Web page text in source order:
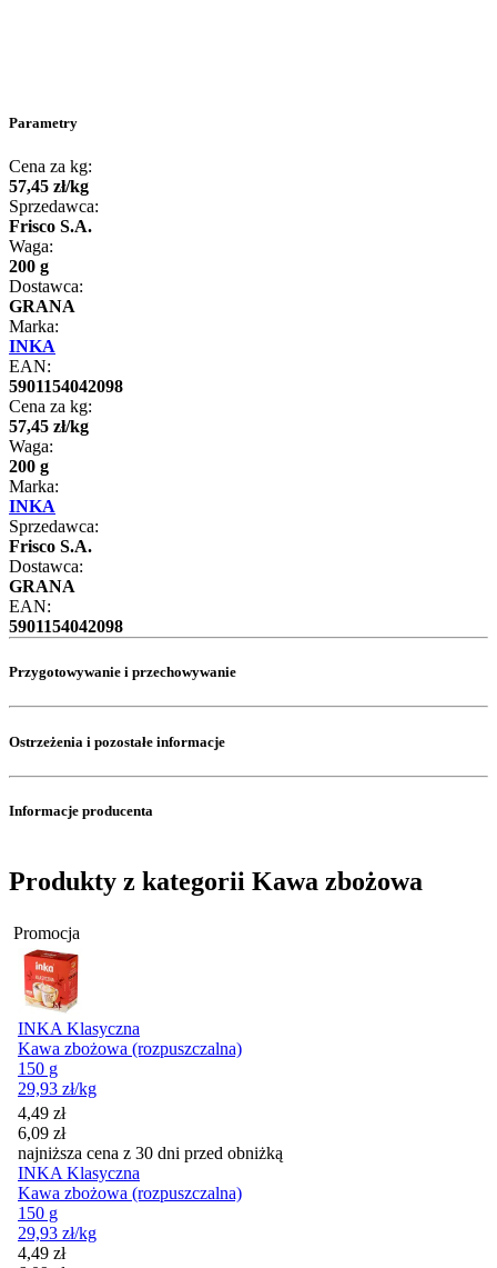
Parametry
Cena za kg:
57,45 zł/kg
Sprzedawca:
Frisco S.A.
Waga:
200 g
Dostawca:
GRANA
Marka:
INKA
EAN:
5901154042098
Cena za kg:
57,45 zł/kg
Waga:
200 g
Marka:
INKA
Sprzedawca:
Frisco S.A.
Dostawca:
GRANA
EAN:
5901154042098
Przygotowywanie i przechowywanie
Ostrzeżenia i pozostałe informacje
Informacje producenta
Produkty z kategorii Kawa zbożowa
Promocja
INKA Klasyczna
Kawa zbożowa (rozpuszczalna)
150 g
29,93 zł/kg
Cena promocyjna
4,49 zł
6,09 zł
najniższa cena z 30 dni przed obniżką
INKA Klasyczna
Kawa zbożowa (rozpuszczalna)
150 g
29,93 zł/kg
Cena promocyjna
4,49 zł